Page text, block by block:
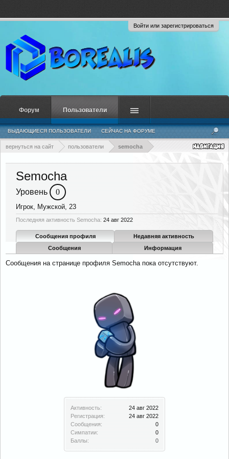
Войти или зарегистрироваться
вернуться на сайт пользователи semocha
Активность:
24 авг 2022
Регистрация:
24 авг 2022
Сообщения:
0
Симпатии:
0
Баллы:
0
Semocha
Уровень 0
Игрок, Мужской, 23
Последняя активность Semocha: 24 авг 2022
Сообщения профиля
Недавняя активность
Сообщения
Информация
Сообщения на странице профиля Semocha пока отсутствуют.
Форум Пользователи
ВЫДАЮЩИЕСЯ ПОЛЬЗОВАТЕЛИ СЕЙЧАС НА ФОРУМЕ
НЕДАВНЯЯ АКТИВНОСТЬ НОВЫЕ СООБЩЕНИЯ ПРОФИЛЯ